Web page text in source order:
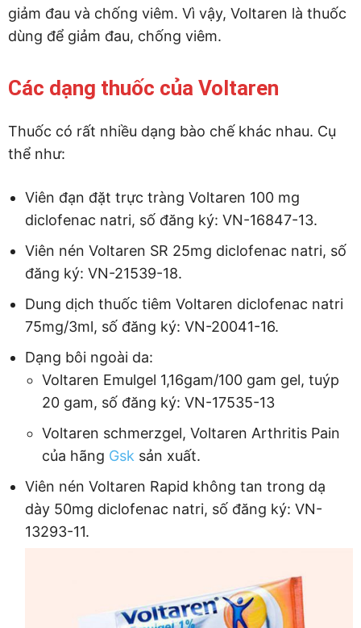
giảm đau và chống viêm. Vì vậy, Voltaren là thuốc
dùng để giảm đau, chống viêm.
Các dạng thuốc của Voltaren
Thuốc có rất nhiều dạng bào chế khác nhau. Cụ
thể như:
Viên đạn đặt trực tràng Voltaren 100 mg
diclofenac natri, số đăng ký: VN-16847-13.
Viên nén Voltaren SR 25mg diclofenac natri, số
đăng ký: VN-21539-18.
Dung dịch thuốc tiêm Voltaren diclofenac natri
75mg/3ml, số đăng ký: VN-20041-16.
Dạng bôi ngoài da:
Voltaren Emulgel 1,16gam/100 gam gel, tuýp
20 gam, số đăng ký: VN-17535-13
Voltaren schmerzgel, Voltaren Arthritis Pain
của hãng Gsk sản xuất.
Viên nén Voltaren Rapid không tan trong dạ
dày 50mg diclofenac natri, số đăng ký: VN-
13293-11.